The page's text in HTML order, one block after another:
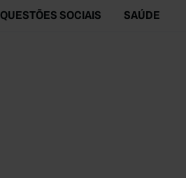
QUESTÕES SOCIAIS SAÚDE